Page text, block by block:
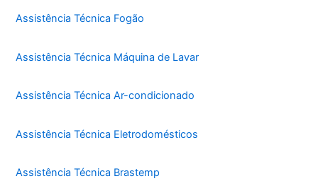
Assistência Técnica Fogão
Assistência Técnica Máquina de Lavar
Assistência Técnica Ar-condicionado
Assistência Técnica Eletrodomésticos
Assistência Técnica Brastemp